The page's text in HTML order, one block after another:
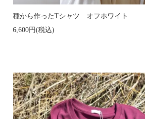
種から作ったTシャツ オフホワイト
6,600円(税込)